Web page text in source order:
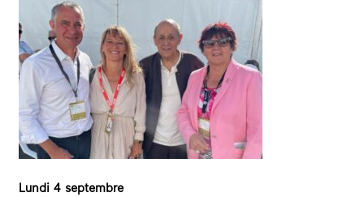
Lundi 4 septembre